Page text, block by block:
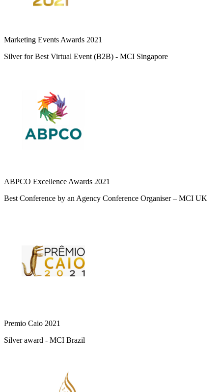
Marketing Events Awards 2021
Silver for Best Virtual Event (B2B) - MCI Singapore
ABPCO Excellence Awards 2021
Best Conference by an Agency Conference Organiser – MCI UK
Premio Caio 2021
Silver award - MCI Brazil